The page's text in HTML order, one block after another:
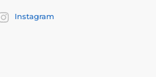
Instagram